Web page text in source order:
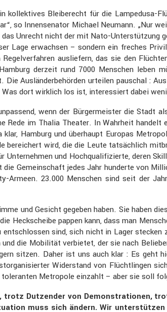
Bleibe­recht für die Lampe­dusa-
so Innen­se­nator Michael Neumann. „Nur
Unrecht nicht der mit Nato-Unter­stüt­zung
Lage erwachsen – sondern ein freches
auslie­fern, das sie den
derzeit rund 7000 Menschen leben
Auslän­der­be­hörden urteilen pauschal :
dort wirklich los ist, inter­es­siert dabei
wenn der Bürger­meister die Stadt
im Thalia Theater. In Wahrheit
Hamburg und überhaupt Europas
wird, die die Leute tatsäch­lich
und Hochqua­li­fi­zierte, deren
Gemein­schaft jedes Jahr hunderte von
Armeen. 23.000 Menschen sind seit der
und Gesicht gegeben haben. Sie haben
Heckscheibe pappen kann, dass man
sind, sich nicht in Lager
die Mobilität verbietet, der sie nach
sitzen. Daher ist uns auch klar : Es geht
Wider­stand von Flücht­lingen
Metro­pole einzahlt – aber sie soll
trotz Dutzender von Demons­tra­tionen,
muss sich ändern. Wir unter­stützen